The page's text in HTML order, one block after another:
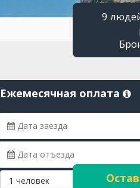
Ежемесячная оплата
9